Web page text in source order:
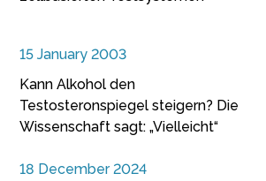
15 January 2003
Kann Alkohol den
Testosteronspiegel steigern? Die
Wissenschaft sagt: „Vielleicht“
18 December 2024